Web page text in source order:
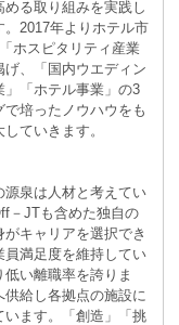
る取り組みを実践し
2017年よりホテル市
ホスピタリティ産業
、「国内ウエディン
「ホテル事業」の3
培ったノウハウをも
ていきます。
源泉は人材と考えてい
－JTも含めた独自の
キャリアを選択でき
員満足度を維持してい
い離職率を誇りま
給し各拠点の施設に
います。「創造」「挑